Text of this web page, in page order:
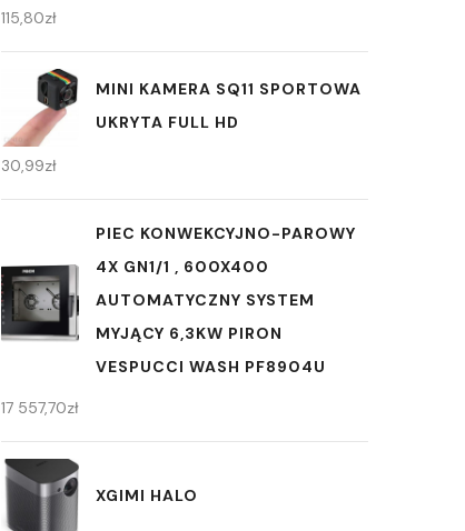
115,80zł
MINI KAMERA SQ11 SPORTOWA
UKRYTA FULL HD
30,99zł
PIEC KONWEKCYJNO-PAROWY
4X GN1/1 , 600X400
AUTOMATYCZNY SYSTEM
MYJĄCY 6,3KW PIRON
VESPUCCI WASH PF8904U
17 557,70zł
XGIMI HALO